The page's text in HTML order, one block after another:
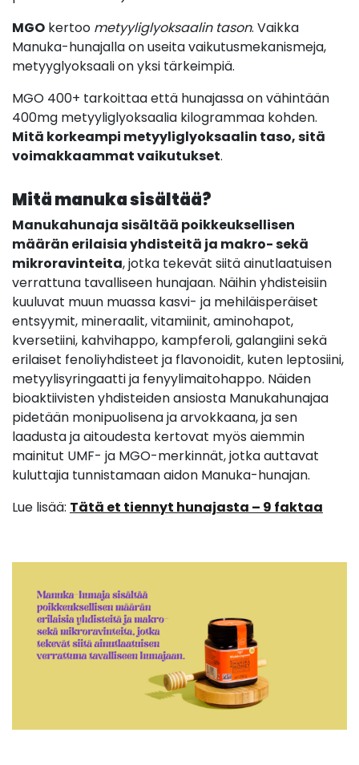
MGO kertoo metyyliglyoksaalin tason. Vaikka
Manuka-hunajalla on useita vaikutusmekanismeja,
metyyglyoksaali on yksi tärkeimpiä.
MGO 400+ tarkoittaa että hunajassa on vähintään
400mg metyyliglyoksaalia kilogrammaa kohden.
Mitä korkeampi metyyliglyoksaalin taso, sitä
voimakkaammat vaikutukset.
Mitä manuka sisältää?
Manukahunaja sisältää poikkeuksellisen
määrän erilaisia yhdisteitä ja makro- sekä
mikroravinteita, jotka tekevät siitä ainutlaatuisen
verrattuna tavalliseen hunajaan. Näihin yhdisteisiin
kuuluvat muun muassa kasvi- ja mehiläisperäiset
entsyymit, mineraalit, vitamiinit, aminohapot,
kversetiini, kahvihappo, kampferoli, galangiini sekä
erilaiset fenoliyhdisteet ja flavonoidit, kuten leptosiini,
metyylisyringaatti ja fenyylimaitohappo. Näiden
bioaktiivisten yhdisteiden ansiosta Manukahunajaa
pidetään monipuolisena ja arvokkaana, ja sen
laadusta ja aitoudesta kertovat myös aiemmin
mainitut UMF- ja MGO-merkinnät, jotka auttavat
kuluttajia tunnistamaan aidon Manuka-hunajan.
Lue lisää: Tätä et tiennyt hunajasta – 9 faktaa